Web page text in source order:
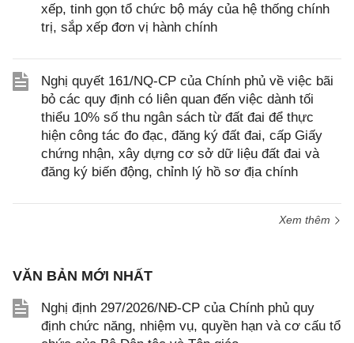
xếp, tinh gọn tổ chức bộ máy của hệ thống chính
trị, sắp xếp đơn vị hành chính
Nghị quyết 161/NQ-CP của Chính phủ về việc bãi
bỏ các quy định có liên quan đến việc dành tối
thiểu 10% số thu ngân sách từ đất đai để thực
hiện công tác đo đạc, đăng ký đất đai, cấp Giấy
chứng nhận, xây dựng cơ sở dữ liệu đất đai và
đăng ký biến động, chỉnh lý hồ sơ địa chính
Xem thêm
VĂN BẢN MỚI NHẤT
Nghị định 297/2026/NĐ-CP của Chính phủ quy
định chức năng, nhiệm vụ, quyền hạn và cơ cấu tổ